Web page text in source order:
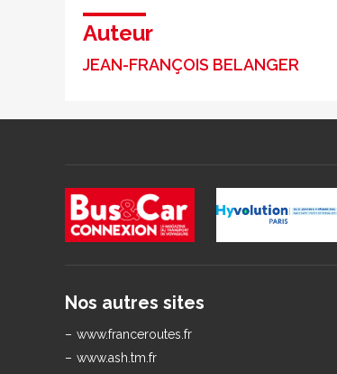
Auteur
JEAN-FRANÇOIS BELANGER
Nos autres sites
www.franceroutes.fr
www.ash.tm.fr